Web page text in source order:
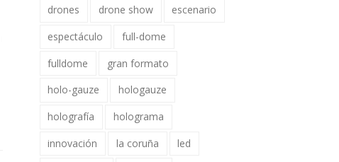
drones
drone show
escenario
espectáculo
full-dome
fulldome
gran formato
holo-gauze
hologauze
holografía
holograma
innovación
la coruña
led